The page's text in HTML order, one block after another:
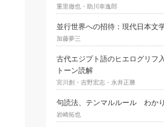
重里徹也・助川幸逸郎
並行世界への招待：現代日本文
加藤夢三
古代エジプト語のヒエログリフ
トーン読解
宮川創・吉野宏志・永井正勝
句読法、テンマルルール わか
岩崎拓也